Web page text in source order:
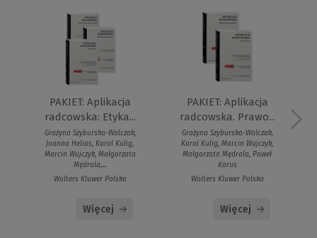
PAKIET: Aplikacja
radcowska: Etyka...
Grażyna Szyburska-Walczak,
Joanna Helios, Karol Kulig,
Marcin Wujczyk, Małgorzata
Mędrala,...
Wolters Kluwer Polska
Więcej
PAKIET: Aplikacja
radcowska. Prawo...
Grażyna Szyburska-Walczak,
Karol Kulig, Marcin Wujczyk,
Małgorzata Mędrala, Paweł
Korus
Wolters Kluwer Polska
Więcej